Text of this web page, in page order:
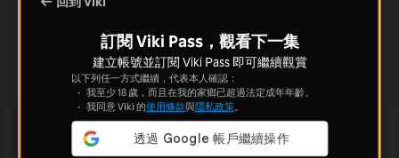
訂閱 Viki Pass，觀看下一集
建立帳號並訂閱 Viki Pass 即可繼續觀賞
以下列任一方式繼續，代表本人確認：
我至少 18 歲，而且在我的家鄉已超過法定成年年齡。
我同意 Viki 的使用條款與隱私政策。